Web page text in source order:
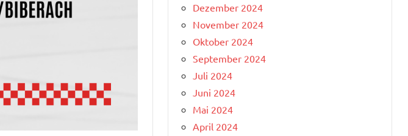
Dezember 2024
November 2024
Oktober 2024
September 2024
Juli 2024
Juni 2024
Mai 2024
April 2024